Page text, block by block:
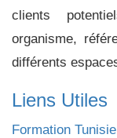
clients
organisme,
différents
Liens Utiles
Formation Tunisie